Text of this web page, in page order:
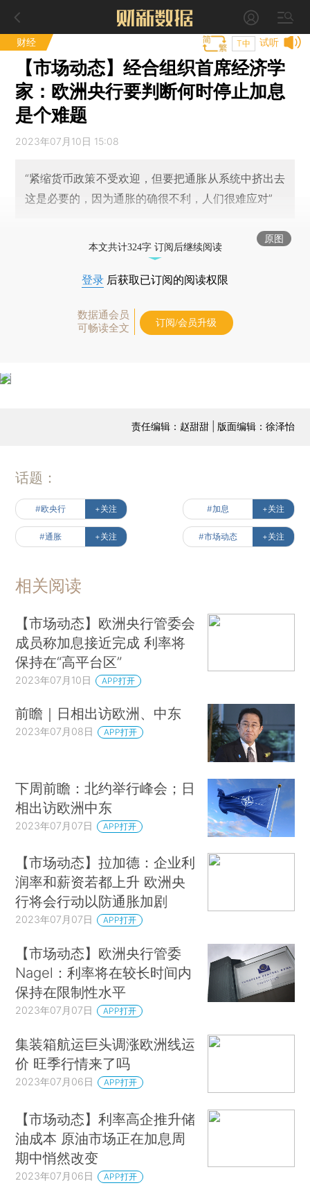
财经 试听
T中
【市场动态】经合组织首席经济学
家：欧洲央行要判断何时停止加息
是个难题
2023年07月10日 15:08
“紧缩货币政策不受欢迎，但要把通胀从系统中挤出去
这是必要的，因为通胀的确很不利，人们很难应对”
原图
本文共计324字 订阅后继续阅读
登录 后获取已订阅的阅读权限
数据通会员
可畅读全文
订阅/会员升级
责任编辑：赵甜甜 | 版面编辑：徐泽怡
话题：
#欧央行 +关注 #加息 +关注
#通胀 +关注 #市场动态 +关注
相关阅读
【市场动态】欧洲央行管委会
成员称加息接近完成 利率将
保持在“高平台区”
2023年07月10日 APP打开
前瞻｜日相出访欧洲、中东
2023年07月08日 APP打开
下周前瞻：北约举行峰会；日
相出访欧洲中东
2023年07月07日 APP打开
【市场动态】拉加德：企业利
润率和薪资若都上升 欧洲央
行将会行动以防通胀加剧
2023年07月07日 APP打开
【市场动态】欧洲央行管委
Nagel：利率将在较长时间内
保持在限制性水平
2023年07月07日 APP打开
集装箱航运巨头调涨欧洲线运
价 旺季行情来了吗
2023年07月06日 APP打开
【市场动态】利率高企推升储
油成本 原油市场正在加息周
期中悄然改变
2023年07月06日 APP打开